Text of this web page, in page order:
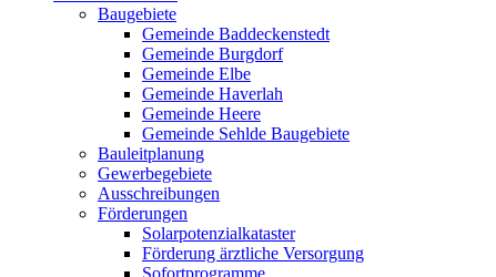
Baugebiete
Gemeinde Baddeckenstedt
Gemeinde Burgdorf
Gemeinde Elbe
Gemeinde Haverlah
Gemeinde Heere
Gemeinde Sehlde Baugebiete
Bauleitplanung
Gewerbegebiete
Ausschreibungen
Förderungen
Solarpotenzialkataster
Förderung ärztliche Versorgung
Sofortprogramme